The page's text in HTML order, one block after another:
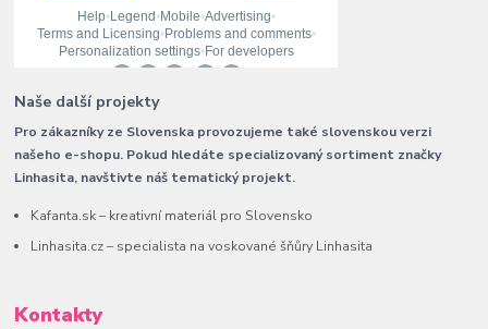
Naše další projekty
Pro zákazníky ze Slovenska provozujeme také slovenskou verzi
našeho e-shopu. Pokud hledáte specializovaný sortiment značky
Linhasita, navštivte náš tematický projekt.
Kafanta.sk – kreativní materiál pro Slovensko
Linhasita.cz – specialista na voskované šňůry Linhasita
Kontakty